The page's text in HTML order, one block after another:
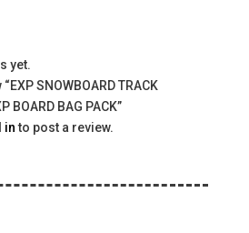
yet.
SNOWBOARD TRACK
BOARD BAG PACK”
into post a review.